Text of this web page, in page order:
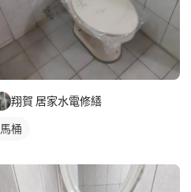
翔賀 居家水電修繕
馬桶